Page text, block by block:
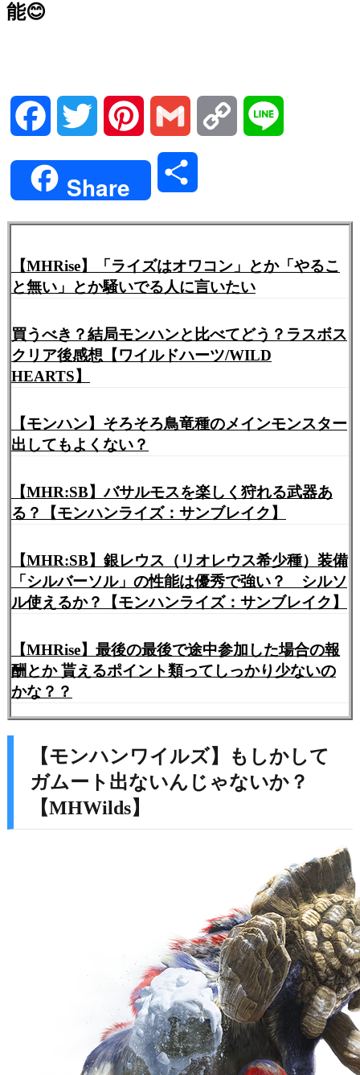
能😊
Facebook Twitter Pinterest Gmail Copy
Share
【MHRise】「ライズはオワコン」とか「やるこ
と無い」とか騒いでる人に言いたい
買うべき？結局モンハンと比べてどう？ラスボス
クリア後感想【ワイルドハーツ/WILD
HEARTS】
【モンハン】そろそろ鳥竜種のメインモンスター
出してもよくない？
【MHR:SB】バサルモスを楽しく狩れる武器あ
る？【モンハンライズ：サンブレイク】
【MHR:SB】銀レウス（リオレウス希少種）装備
「シルバーソル」の性能は優秀で強い？ シルソ
ル使えるか？【モンハンライズ：サンブレイク】
【MHRise】最後の最後で途中参加した場合の報
酬とか 貰えるポイント類ってしっかり少ないの
かな？？
【モンハンワイルズ】もしかして
ガムート出ないんじゃないか？
【MHWilds】